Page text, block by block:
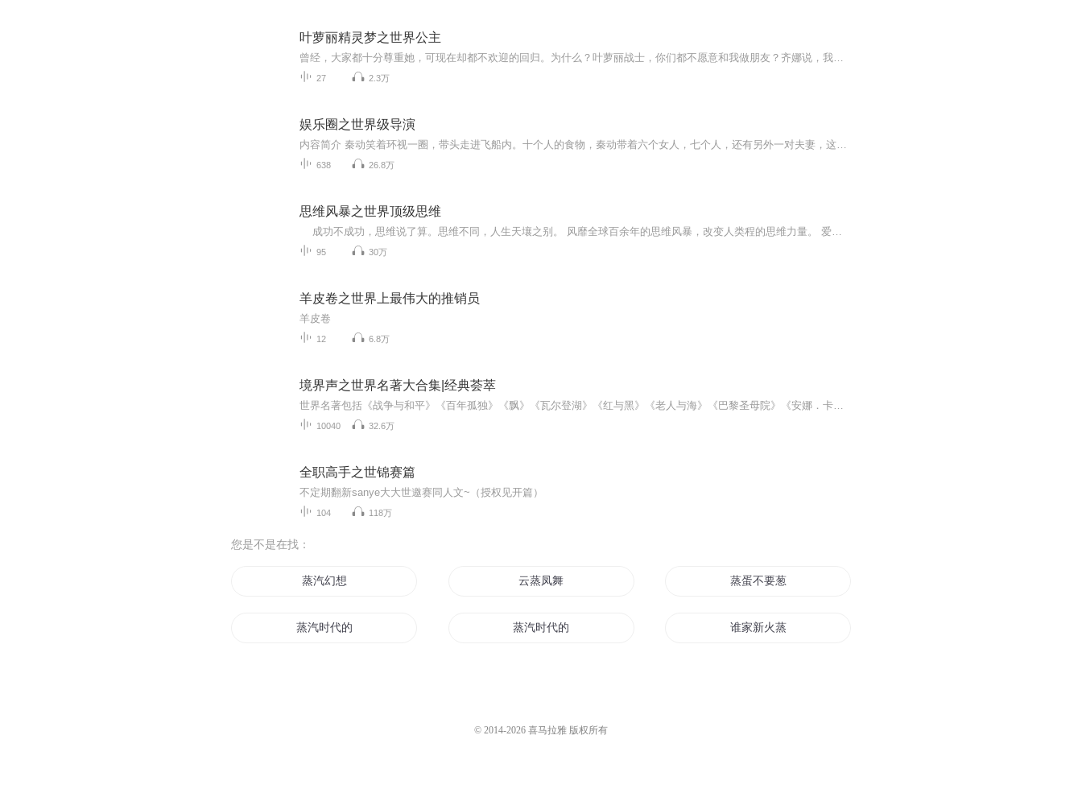
叶萝丽精灵梦之世界公主
曾经，大家都十分尊重她，可现在却都不欢迎的回归。为什么？叶萝丽战士，你们都不愿意和我做朋友？齐娜说，我到底是谁？我要复仇！
27 2.3万
娱乐圈之世界级导演
内容简介 秦动笑着环视一圈，带头走进飞船内。十个人的食物，秦动带着六个女人，七个人，还有另外一对夫妻，这是上面派来的。属于科研人才，记录一切路上的所有信息的。飞船内，还有五十个【守卫者】，五十个【作战者】，五十个【终结者】，十个【液态者...
638 26.8万
思维风暴之世界顶级思维
成功不成功，思维说了算。思维不同，人生天壤之别。 风靡全球百余年的思维风暴，改变人类程的思维力量。 爱因斯坦、德鲁克、比尔·盖茨、乔布斯、巴菲特等世界精英都在用的思考武器。 涵盖经济管理社会心理传播等方面，适用于股市理财交际处世。 哈...
95 30万
羊皮卷之世界上最伟大的推销员
羊皮卷
12 6.8万
境界声之世界名著大合集|经典荟萃
世界名著包括《战争与和平》《百年孤独》《飘》《瓦尔登湖》《红与黑》《老人与海》《巴黎圣母院》《安娜．卡列尼娜》《罪与罚》《大卫．科波菲尔》等，这些作品以其深刻的思想性和艺术魅力赢得了全球读者的喜爱和赞誉。这些名著不仅是文学作品，更是人类...
10040 32.6万
全职高手之世锦赛篇
不定期翻新sanye大大世邀赛同人文~（授权见开篇）
104 118万
您是不是在找：
蒸汽幻想 云蒸凤舞 蒸蛋不要葱花
蒸汽时代的道士 蒸汽时代的魔法师 谁家新火蒸旧肴
© 2014-2026 喜马拉雅 版权所有